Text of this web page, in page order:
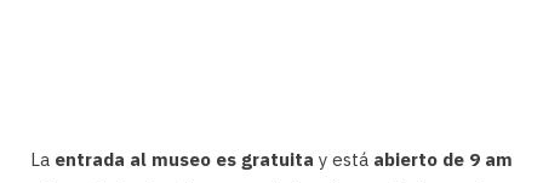
La entrada al museo es gratuita y está abierto de 9 am